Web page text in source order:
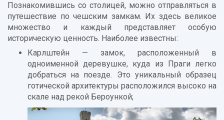
Познакомившись со столицей, можно отправляться в
путешествие по чешским замкам. Их здесь великое
множество и каждый представляет особую
историческую ценность. Наиболее известны:
Карлштейн — замок, расположенный в
одноименной деревушке, куда из Праги легко
добраться на поезде. Это уникальный образец
готической архитектуры расположился высоко на
скале над рекой Бероункой;